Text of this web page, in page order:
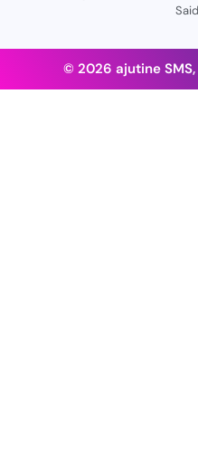
© 2026 ajutine